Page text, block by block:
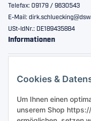
Cookies &
Um Ihnen einen
unserem Shop
Telefax: 09179 / 9630543
E-Mail:
USt-IdNr.: DE189435884
Informationen